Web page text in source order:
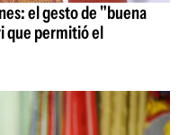
el gesto de "buena
que permitió el